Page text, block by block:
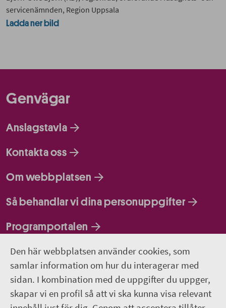
Den här webbplatsen använder cookies, som
samlar information om hur du interagerar med
sidan. I kombination med de uppgifter du uppger,
skapar vi en profil så att vi ska kunna visa relevant
servicenämnden, Region Uppsala
Ladda ner bild
Genvägar
Anslagstavla
Kontakta oss
Om webbplatsen
Så behandlar vi dina personuppgifter
Programportalen
Följ oss
Lediga jobb